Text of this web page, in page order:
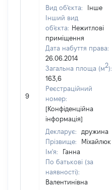
9
Вид об'єкта:
Інше
Інший вид
об'єкта: Нежитлові
приміщення
Дата набуття права:
26.06.2014
Загальна площа (м2):
163,6
Реєстраційний
номер:
[Конфіденційна
інформація]
Декларує:
дружина
Прізвище:
Міхайлюк
Ім'я:
Ганна
По батькові (за
наявності):
Валентинівна